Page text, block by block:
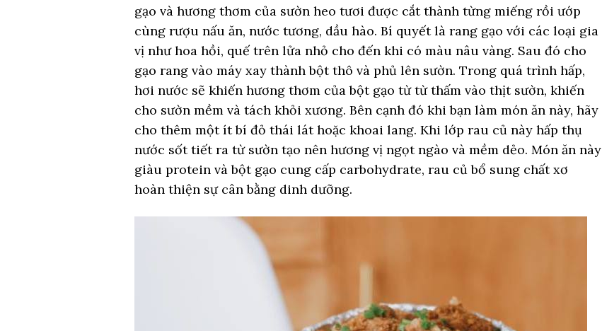
gạo và hương thơm của sườn heo tươi được cắt thành từng miếng rồi ướp
cùng rượu nấu ăn, nước tương, dầu hào. Bí quyết là rang gạo với các loại gia
vị như hoa hồi, quế trên lửa nhỏ cho đến khi có màu nâu vàng. Sau đó cho
gạo rang vào máy xay thành bột thô và phủ lên sườn. Trong quá trình hấp,
hơi nước sẽ khiến hương thơm của bột gạo từ từ thấm vào thịt sườn, khiến
cho sườn mềm và tách khỏi xương. Bên cạnh đó khi bạn làm món ăn này, hãy
cho thêm một ít bí đỏ thái lát hoặc khoai lang. Khi lớp rau củ này hấp thụ
nước sốt tiết ra từ sườn tạo nên hương vị ngọt ngào và mềm dẻo. Món ăn này
giàu protein và bột gạo cung cấp carbohydrate, rau củ bổ sung chất xơ
hoàn thiện sự cân bằng dinh dưỡng.